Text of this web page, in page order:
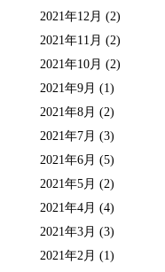
2021年12月 (2)
2021年11月 (2)
2021年10月 (2)
2021年9月 (1)
2021年8月 (2)
2021年7月 (3)
2021年6月 (5)
2021年5月 (2)
2021年4月 (4)
2021年3月 (3)
2021年2月 (1)